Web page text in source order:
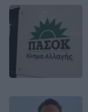
Image